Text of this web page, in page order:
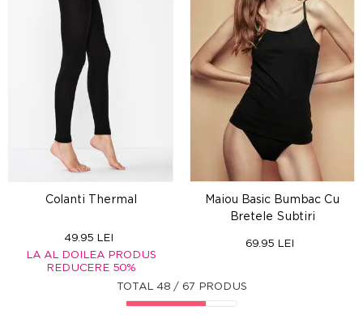
Colanti Thermal
49.95 LEI
LA AL DOILEA PRODUS
REDUCERE 50%
Maiou Basic Bumbac Cu
Bretele Subtiri
69.95 LEI
TOTAL 48 / 67 PRODUS